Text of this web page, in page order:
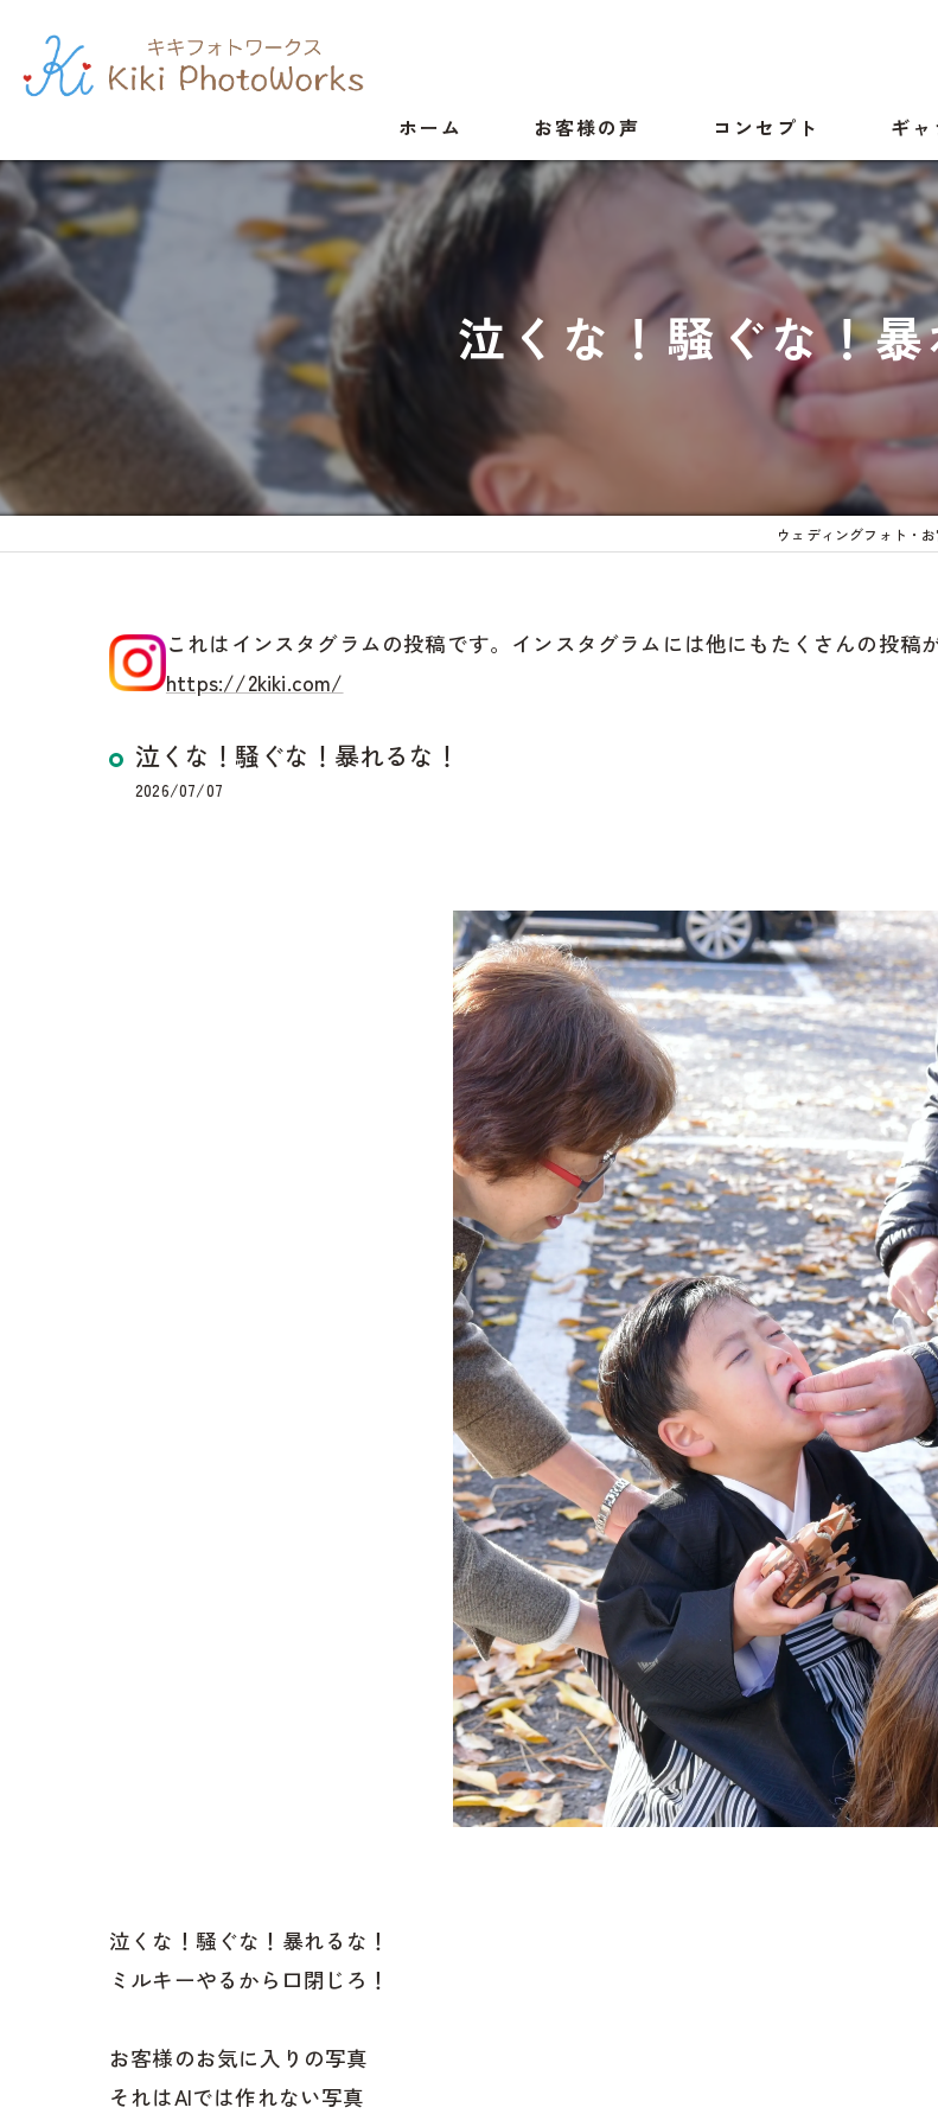
ホーム お客様の声 コンセプト ギャ
泣くな！騒ぐな！
ウェディングフォト・
泣くな！騒ぐな！暴れるな！
2026/07/07
泣くな！騒ぐな！暴れるな！
ミルキーやるから口閉じろ！
お客様のお気に入りの写真
それはAIでは作れない写真
これはインスタグラムの投稿です。インスタグラムには他にもたくさんの投稿
https://2kiki.com/